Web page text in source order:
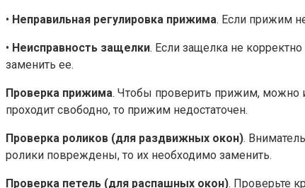
• Неправильная регулировка прижима. Если прижим
• Неисправность защелки. Если защелка не
заменить ее.
Проверка прижима. Чтобы проверить прижим, можно
проходит свободно, то прижим недостаточен.
Проверка роликов (для раздвижных окон).
ролики повреждены, то их необходимо заменить.
Проверка петель (для распашных окон). Проверьте